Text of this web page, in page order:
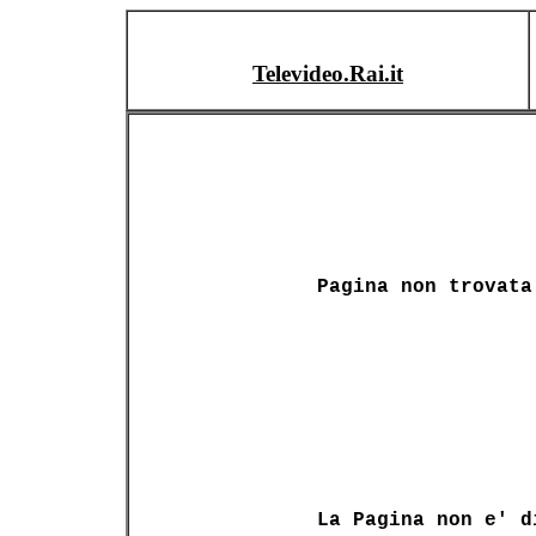
Televideo.Rai.it
Pagina non trovata
La Pagina non e'